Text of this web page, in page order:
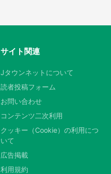
する
サイト関連
Jタウンネットについて
読者投稿フォーム
お問い合わせ
コンテンツ二次利用
クッキー（Cookie）の利用につ
いて
広告掲載
利用規約